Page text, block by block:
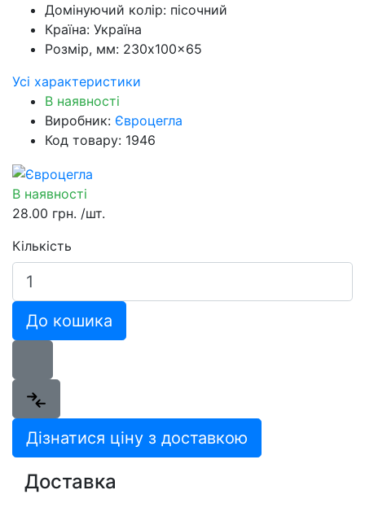
Домінуючий колір: пісочний
Країна: Україна
Розмір, мм: 230x100x65
Усі характеристики
В наявності
Виробник: Євроцегла
Код товару: 1946
В наявності
28.00 грн. /шт.
Кількість
До кошика
Дізнатися ціну з доставкою
Доставка